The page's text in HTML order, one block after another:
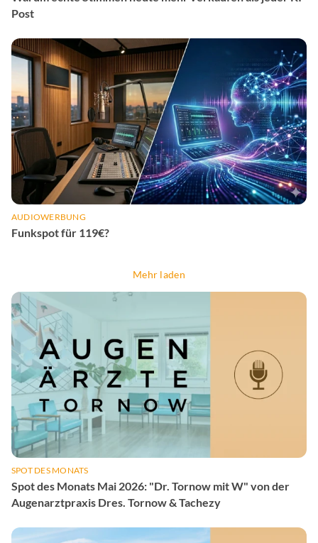
Post
AUDIOWERBUNG
Funkspot für 119€?
Mehr laden
SPOT DES MONATS
Spot des Monats Mai 2026: "Dr. Tornow mit W" von der
Augenarztpraxis Dres. Tornow & Tachezy